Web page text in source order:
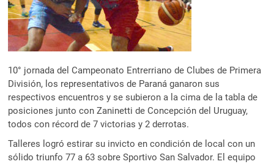
10° jornada del Campeonato Entrerriano de Clubes de Primera
División, los representativos de Paraná ganaron sus
respectivos encuentros y se subieron a la cima de la tabla de
posiciones junto con Zaninetti de Concepción del Uruguay,
todos con récord de 7 victorias y 2 derrotas.
Talleres logró estirar su invicto en condición de local con un
sólido triunfo 77 a 63 sobre Sportivo San Salvador. El equipo